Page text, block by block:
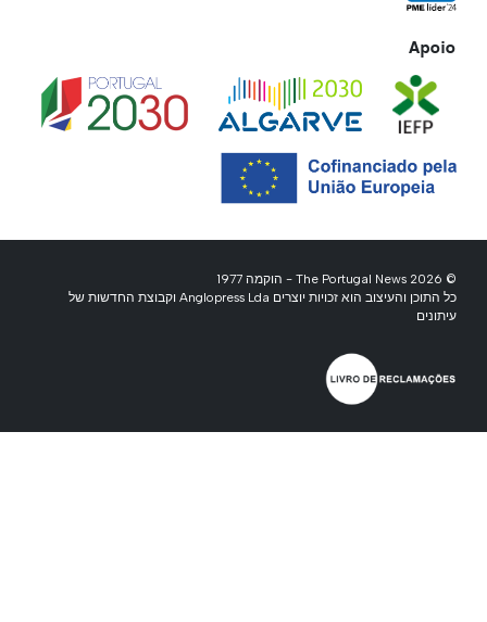
Apoio
© 2026 The Portugal News - הוקמה 1977
כל התוכן והעיצוב הוא זכויות יוצרים Anglopress Lda וקבוצת החדשות של
עיתונים